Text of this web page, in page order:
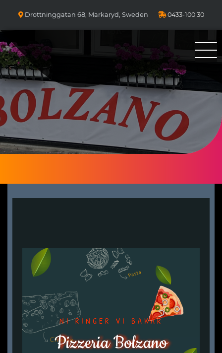
Drottninggatan 68, Markaryd, Sweden 0433-100 30
Bolzano Pizza Kebab & Sallader 25 år i Markaryd. Ni ringer Vi
bakar!
NI RINGER VI BAKAR
Pizzeria Bolzano